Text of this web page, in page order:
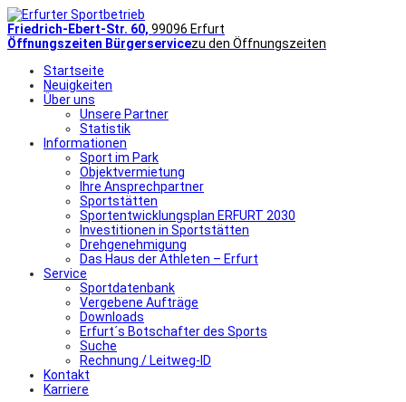
Friedrich-Ebert-Str. 60, 99096 Erfurt
Öffnungszeiten Bürgerservicezu den Öffnungszeiten
Startseite
Neuigkeiten
Über uns
Unsere Partner
Statistik
Informationen
Sport im Park
Objektvermietung
Ihre Ansprechpartner
Sportstätten
Sportentwicklungsplan ERFURT 2030
Investitionen in Sportstätten
Drehgenehmigung
Das Haus der Athleten – Erfurt
Service
Sportdatenbank
Vergebene Aufträge
Downloads
Erfurt´s Botschafter des Sports
Suche
Rechnung / Leitweg-ID
Kontakt
Karriere